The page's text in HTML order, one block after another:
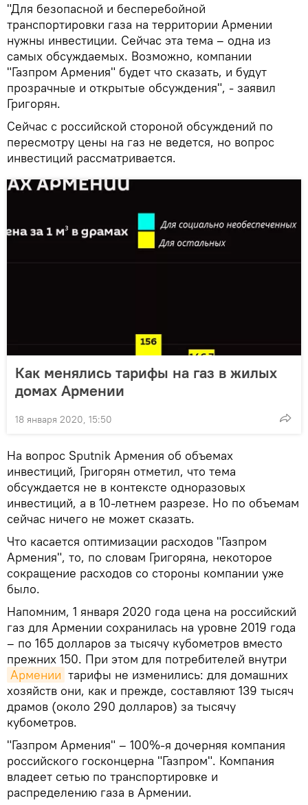
"Для безопасной и бесперебойной
транспортировки газа на территории Армении
нужны инвестиции. Сейчас эта тема – одна из
самых обсуждаемых. Возможно, компании
"Газпром Армения" будет что сказать, и будут
прозрачные и открытые обсуждения", - заявил
Григорян.
Сейчас с российской стороной обсуждений по
пересмотру цены на газ не ведется, но вопрос
инвестиций рассматривается.
Как менялись тарифы на газ в жилых
домах Армении
18 января 2020, 15:50
На вопрос Sputnik Армения об объемах
инвестиций, Григорян отметил, что тема
обсуждается не в контексте одноразовых
инвестиций, а в 10-летнем разрезе. Но по объемам
сейчас ничего не может сказать.
Что касается оптимизации расходов "Газпром
Армения", то, по словам Григоряна, некоторое
сокращение расходов со стороны компании уже
было.
Напомним, 1 января 2020 года цена на российский
газ для Армении сохранилась на уровне 2019 года
– по 165 долларов за тысячу кубометров вместо
прежних 150. При этом для потребителей внутри
Армении тарифы не изменились: для домашних
хозяйств они, как и прежде, составляют 139 тысяч
драмов (около 290 долларов) за тысячу
кубометров.
"Газпром Армения" – 100%-я дочерняя компания
российского госконцерна "Газпром". Компания
владеет сетью по транспортировке и
распределению газа в Армении.